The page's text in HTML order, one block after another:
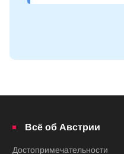
Всё об Австрии
Достопримечательности